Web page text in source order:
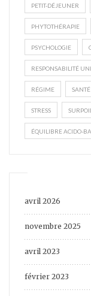
PETIT-DÉJEUNER
PHYTOTHÉRAPIE
PSYCHOLOGIE
RESPONSABILITÉ
RÉGIME SANTÉ
STRESS
ÉQUILIBRE ACIDO-
avril 2026
novembre 2025
avril 2023
février 2023